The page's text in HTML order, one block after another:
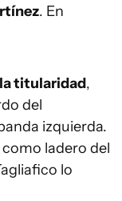
. En
titularidad,
del
izquierda.
como ladero del
lo